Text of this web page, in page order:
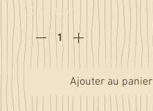
Quantité *
Ajouter au panier